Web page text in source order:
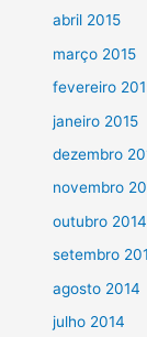
abril 2015
março 2015
fevereiro
janeiro 2015
dezembro
novembro
outubro 2014
setembro
agosto 2014
julho 2014